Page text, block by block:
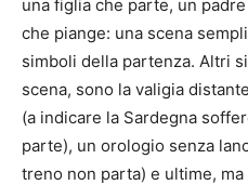
una figlia che parte, un
che piange: una scena
simboli della partenza. Altri
scena, sono la valigia
(a indicare la Sardegna
parte), un orologio senza
treno non parta) e ultime,